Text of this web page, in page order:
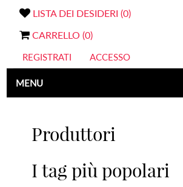
LISTA DEI DESIDERI (0)
CARRELLO (0)
REGISTRATI ACCESSO
MENU
Produttori
I tag più popolari